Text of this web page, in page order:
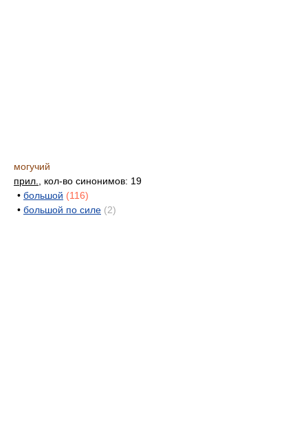
могучий
прил.
, кол-во синонимов: 19
• большой (116)
• большой по силе (2)